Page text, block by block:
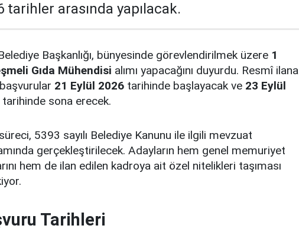
tarihler arasında yapılacak.
Başkanlığı, bünyesinde görevlendirilmek üzere 1
Gıda Mühendisi alımı yapacağını duyurdu. Resmî ilana
21 Eylül 2026 tarihinde başlayacak ve 23 Eylül
tarihinde sona erecek.
5393 sayılı Belediye Kanunu ile ilgili mevzuat
gerçekleştirilecek. Adayların hem genel memuriyet
hem de ilan edilen kadroya ait özel nitelikleri taşıması
Tarihleri